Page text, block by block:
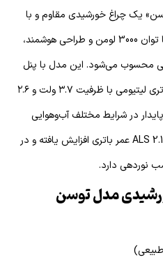
یک چراغ خورشیدی مقاوم و با
دوام از برند Brightsun است که با توان 3000 لومن و طراحی هوشمند،
محسوب می‌شود. این مدل با پنل
خورشیدی پلی‌کریستال ۵ واتی و باتری لیتیومی با ظرفیت ۳.۷ ولت و ۲.۶
در شرایط مختلف آب‌وهوایی
دارد. همچنین با تکنولوژی TCS و ALS 2.1 عمر باتری افزایش یافته و در
مدل توسن